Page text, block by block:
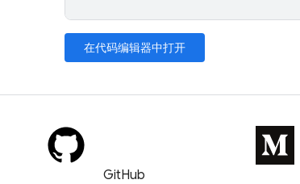
在代码编辑器中打开
GitHub